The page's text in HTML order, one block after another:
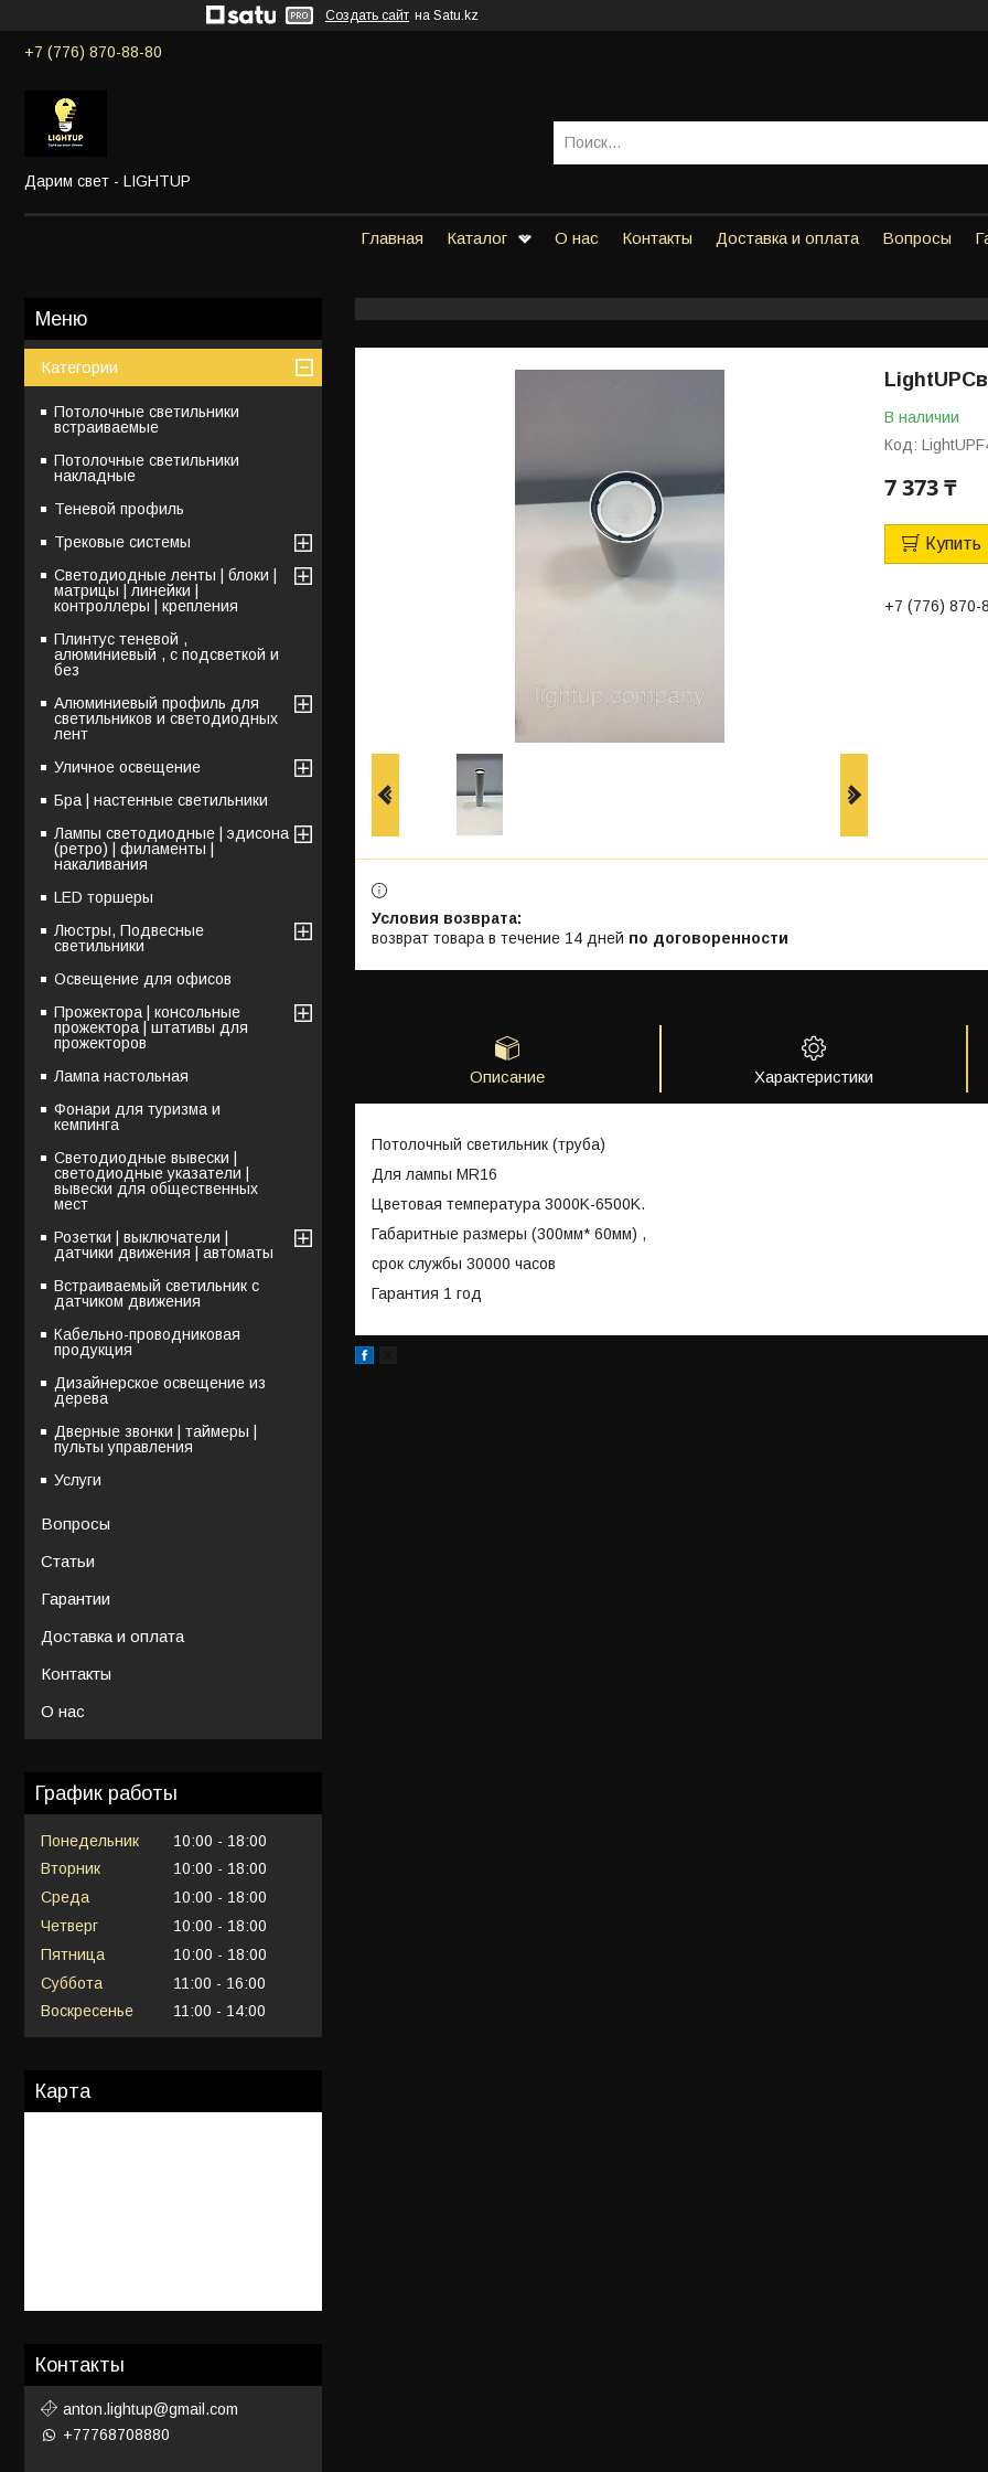
Создать сайт на Satu.kz
+7 (776) 870-88-80
Дарим свет - LIGHTUP
Главная Каталог О нас Контакты Доставка и оплата Вопросы
В наличии
Код:
7 373 ₸
Купить
+7 (776) 870-
возврат товара в течение 14 дней по договоренности
Описание Характеристики
Потолочный светильник (труба)
Для лампы MR16
Цветовая температура 3000K-6500K.
Габаритные размеры (300мм* 60мм) ,
срок службы 30000 часов
Гарантия 1 год
Категории
Потолочные светильники
встраиваемые
Потолочные светильники
накладные
Теневой профиль
Трековые системы
Светодиодные ленты | блоки |
матрицы | линейки |
контроллеры | крепления
Плинтус теневой ,
алюминиевый , с подсветкой и
без
Алюминиевый профиль для
светильников и светодиодных
лент
Уличное освещение
Бра | настенные светильники
Лампы светодиодные | эдисона
(ретро) | филаменты |
накаливания
LED торшеры
Люстры, Подвесные
светильники
Освещение для офисов
Прожектора | консольные
прожектора | штативы для
прожекторов
Лампа настольная
Фонари для туризма и
кемпинга
Светодиодные вывески |
светодиодные указатели |
вывески для общественных
мест
Розетки | выключатели |
датчики движения | автоматы
Встраиваемый светильник с
датчиком движения
Кабельно-проводниковая
продукция
Дизайнерское освещение из
дерева
Дверные звонки | таймеры |
пульты управления
Услуги
Вопросы
Статьи
Гарантии
Доставка и оплата
Контакты
О нас
График работы
Понедельник 10:00
18:00
Вторник
10:00
18:00
Среда
10:00
18:00
Четверг
10:00
18:00
Пятница
10:00
18:00
Суббота
11:00
16:00
Воскресенье
11:00 14:00
Карта
Контакты
anton.lightup@gmail.com
+77768708880